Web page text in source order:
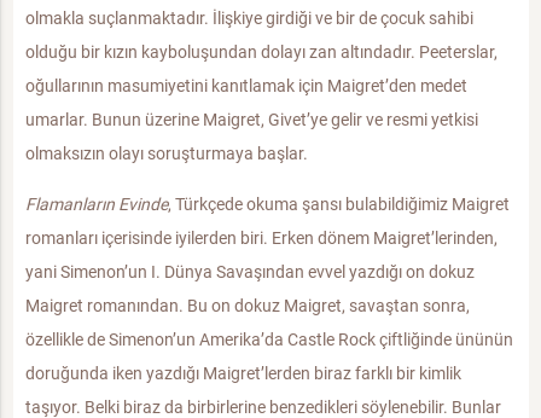
olmakla suçlanmaktadır. İlişkiye girdiği ve bir de çocuk sahibi
olduğu bir kızın kayboluşundan dolayı zan altındadır. Peeterslar,
oğullarının masumiyetini kanıtlamak için Maigret’den medet
umarlar. Bunun üzerine Maigret, Givet’ye gelir ve resmi yetkisi
olmaksızın olayı soruşturmaya başlar.
Flamanların Evinde, Türkçede okuma şansı bulabildiğimiz Maigret
romanları içerisinde iyilerden biri. Erken dönem Maigret’lerinden,
yani Simenon’un I. Dünya Savaşından evvel yazdığı on dokuz
Maigret romanından. Bu on dokuz Maigret, savaştan sonra,
özellikle de Simenon’un Amerika’da Castle Rock çiftliğinde ününün
doruğunda iken yazdığı Maigret’lerden biraz farklı bir kimlik
taşıyor. Belki biraz da birbirlerine benzedikleri söylenebilir. Bunlar